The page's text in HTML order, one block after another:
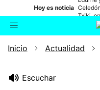
Hoy es noticia
Txiki, en
directo
Buscador
Inicio Actualidad
Escuchar